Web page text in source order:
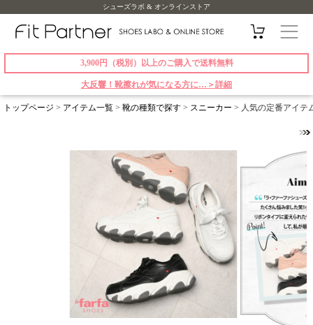
シューズラボ & オンラインストア
3,900円（税別）以上のご購入で送料無料
大反響！靴擦れが気になる方に…＞詳細
トップページ > アイテム一覧 > 靴の種類で探す > スニーカー > 人気の定番アイテ